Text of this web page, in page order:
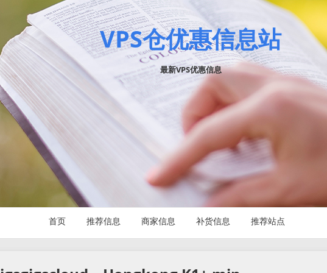
VPS仓优惠信息站
最新VPS优惠信息
首页 推荐信息 商家信息 补货信息 推荐站点